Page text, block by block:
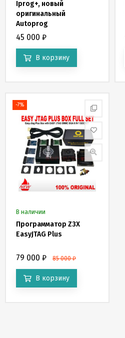
Iprog+, новый
оригинальный
Autoprog
45 000 ₽
В корзину
-7%
В наличии
Программатор Z3X
EasyJTAG Plus
79 000 ₽ 85 000₽
В корзину